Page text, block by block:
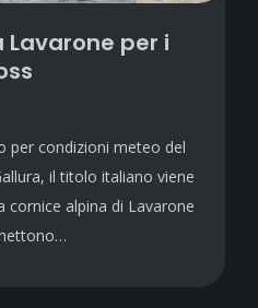
Lavarone per i
per condizioni meteo del
il titolo italiano viene
cornice alpina di Lavarone